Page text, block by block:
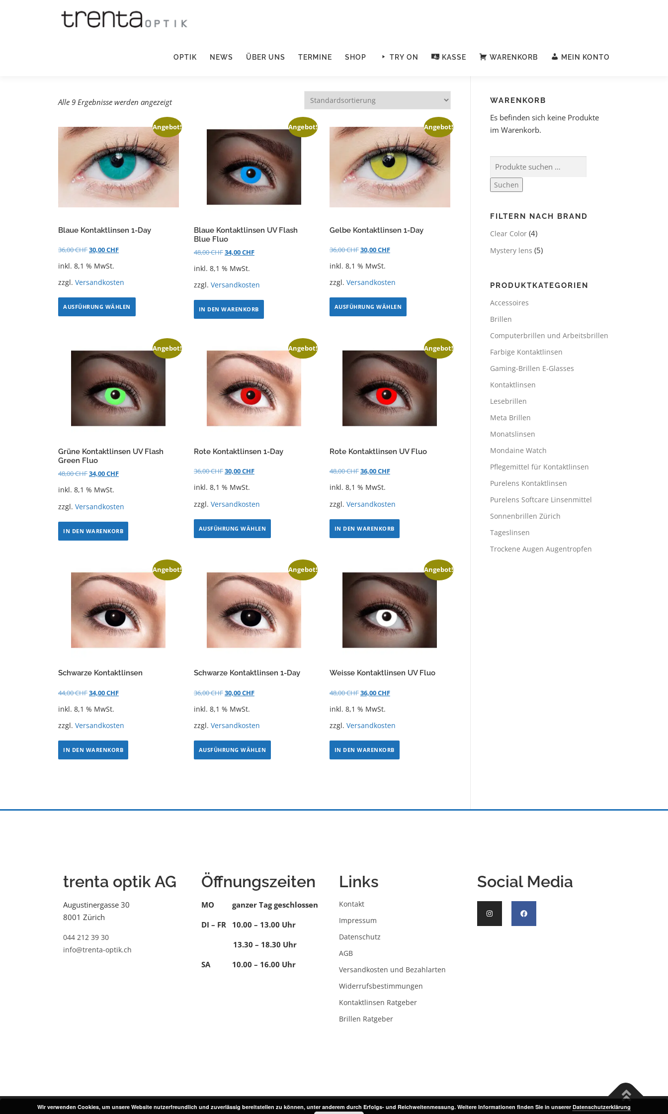
OPTIK NEWS ÜBER UNS TERMINE SHOP TRY ON KASSE WARENKORB MEIN KONTO
Alle 9 Ergebnisse werden angezeigt
Angebot!
Blaue Kontaktlinsen 1-Day
36,00CHF30,00CHF
inkl. 8,1 % MwSt.
zzgl. Versandkosten
AUSFÜHRUNG WÄHLEN
Angebot!
Blaue Kontaktlinsen UV Flash
Blue Fluo
48,00CHF34,00CHF
inkl. 8,1 % MwSt.
zzgl. Versandkosten
IN DEN WARENKORB
Angebot!
Gelbe Kontaktlinsen 1-Day
36,00CHF30,00CHF
inkl. 8,1 % MwSt.
zzgl. Versandkosten
AUSFÜHRUNG WÄHLEN
Angebot!
Grüne Kontaktlinsen UV Flash
Green Fluo
48,00CHF34,00CHF
inkl. 8,1 % MwSt.
zzgl. Versandkosten
IN DEN WARENKORB
Angebot!
Rote Kontaktlinsen 1-Day
36,00CHF30,00CHF
inkl. 8,1 % MwSt.
zzgl. Versandkosten
AUSFÜHRUNG WÄHLEN
Angebot!
Rote Kontaktlinsen UV Fluo
48,00CHF36,00CHF
inkl. 8,1 % MwSt.
zzgl. Versandkosten
IN DEN WARENKORB
Angebot!
Schwarze Kontaktlinsen
44,00CHF34,00CHF
inkl. 8,1 % MwSt.
zzgl. Versandkosten
IN DEN WARENKORB
Angebot!
Schwarze Kontaktlinsen 1-Day
36,00CHF30,00CHF
inkl. 8,1 % MwSt.
zzgl. Versandkosten
AUSFÜHRUNG WÄHLEN
Angebot!
Weisse Kontaktlinsen UV Fluo
48,00CHF36,00CHF
inkl. 8,1 % MwSt.
zzgl. Versandkosten
IN DEN WARENKORB
WARENKORB
Es befinden sich keine Produkte
im Warenkorb.
Suchen
FILTERN NACH BRAND
Clear Color (4)
Mystery lens (5)
PRODUKTKATEGORIEN
Accessoires
Brillen
Computerbrillen und Arbeitsbrillen
Farbige Kontaktlinsen
Gaming-Brillen E-Glasses
Kontaktlinsen
Lesebrillen
Meta Brillen
Monatslinsen
Mondaine Watch
Pflegemittel für Kontaktlinsen
Purelens Kontaktlinsen
Purelens Softcare Linsenmittel
Sonnenbrillen Zürich
Tageslinsen
Trockene Augen Augentropfen
trenta optik AG
Augustinergasse 30
8001 Zürich
044 212 39 30
info@trenta-optik.ch
Öffnungszeiten
MO ganzer Tag geschlossen
DI – FR 10.00 – 13.00 Uhr
13.30 – 18.30 Uhr
SA 10.00 – 16.00 Uhr
Links
Kontakt
Impressum
Datenschutz
AGB
Versandkosten und Bezahlarten
Widerrufsbestimmungen
Kontaktlinsen Ratgeber
Brillen Ratgeber
Social Media
Wir verwenden Cookies, um unsere Website nutzerfreundlich und zuverlässig bereitstellen zu können, unter anderem durch Erfolgs- und Reichweitenmessung. Weitere Informationen finden Sie in unserer Datenschutzerklärung